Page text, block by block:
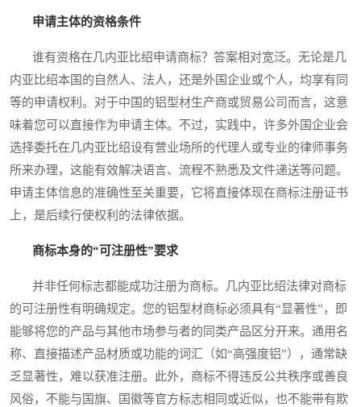
申请主体的资格条件
谁有资格在几内亚比绍申请商标？答案相对宽泛。无论是几
内亚比绍本国的自然人、法人，还是外国企业或个人，均享有同
等的申请权利。对于中国的铝型材生产商或贸易公司而言，这意
味着您可以直接作为申请主体。不过，实践中，许多外国企业会
选择委托在几内亚比绍设有营业场所的代理人或专业的律师事务
所来办理，这能有效解决语言、流程不熟悉及文件递送等问题。
申请主体信息的准确性至关重要，它将直接体现在商标注册证书
上，是后续行使权利的法律依据。
商标本身的“可注册性”要求
并非任何标志都能成功注册为商标。几内亚比绍法律对商标
的可注册性有明确规定。您的铝型材商标必须具有“显著性”，即
能够将您的产品与其他市场参与者的同类产品区分开来。通用名
称、直接描述产品材质或功能的词汇（如“高强度铝”），通常缺
乏显著性，难以获准注册。此外，商标不得违反公共秩序或善良
风俗，不能与国旗、国徽等官方标志相同或近似，也不能带有欺